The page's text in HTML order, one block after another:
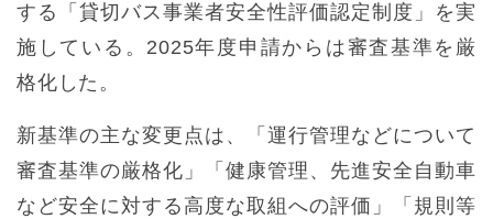
する「貸切バス事業者安全性評価認定制度」を実
施している。2025年度申請からは審査基準を厳
格化した。
新基準の主な変更点は、「運行管理などについて
審査基準の厳格化」「健康管理、先進安全自動車
など安全に対する高度な取組への評価」「規則等